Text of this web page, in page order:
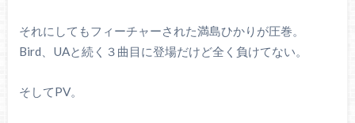
それにしてもフィーチャーされた満島ひかりが圧巻。
Bird、UAと続く３曲目に登場だけど全く負けてない。
そしてPV。